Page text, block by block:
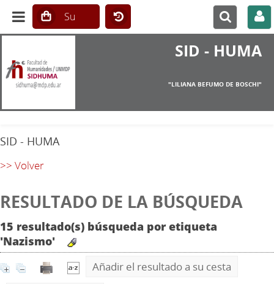
SID - HUMA
"LILIANA BEFUMO DE BOSCHI"
SID - HUMA
>> Volver
RESULTADO DE LA BÚSQUEDA
15 resultado(s) búsqueda por etiqueta
'Nazismo'
Añadir el resultado a su cesta